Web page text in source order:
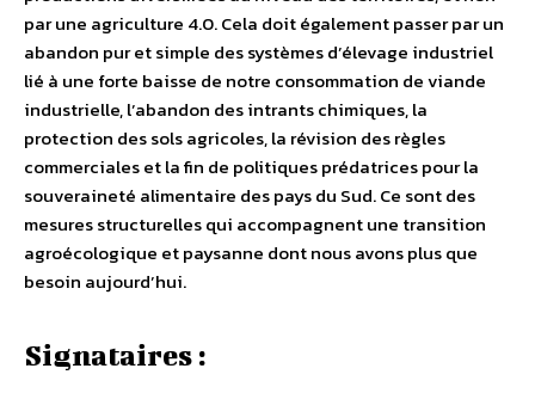
par une agriculture 4.0. Cela doit également passer par un
abandon pur et simple des systèmes d’élevage industriel
lié à une forte baisse de notre consommation de viande
industrielle, l’abandon des intrants chimiques, la
protection des sols agricoles, la révision des règles
commerciales et la fin de politiques prédatrices pour la
souveraineté alimentaire des pays du Sud. Ce sont des
mesures structurelles qui accompagnent une transition
agroécologique et paysanne dont nous avons plus que
besoin aujourd’hui.
Signataires :